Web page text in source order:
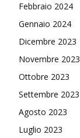
Febbraio 2024
Gennaio 2024
Dicembre 2023
Novembre 2023
Ottobre 2023
Settembre 2023
Agosto 2023
Luglio 2023